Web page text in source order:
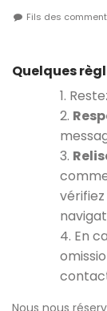
Fils des
Quelques
1.
2.
3.
4. En